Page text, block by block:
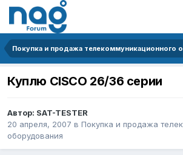
Куплю CISCO 26/36 серии
Автор: SAT-TESTER
20 апреля, 2007 в Покупка и продажа
оборудования